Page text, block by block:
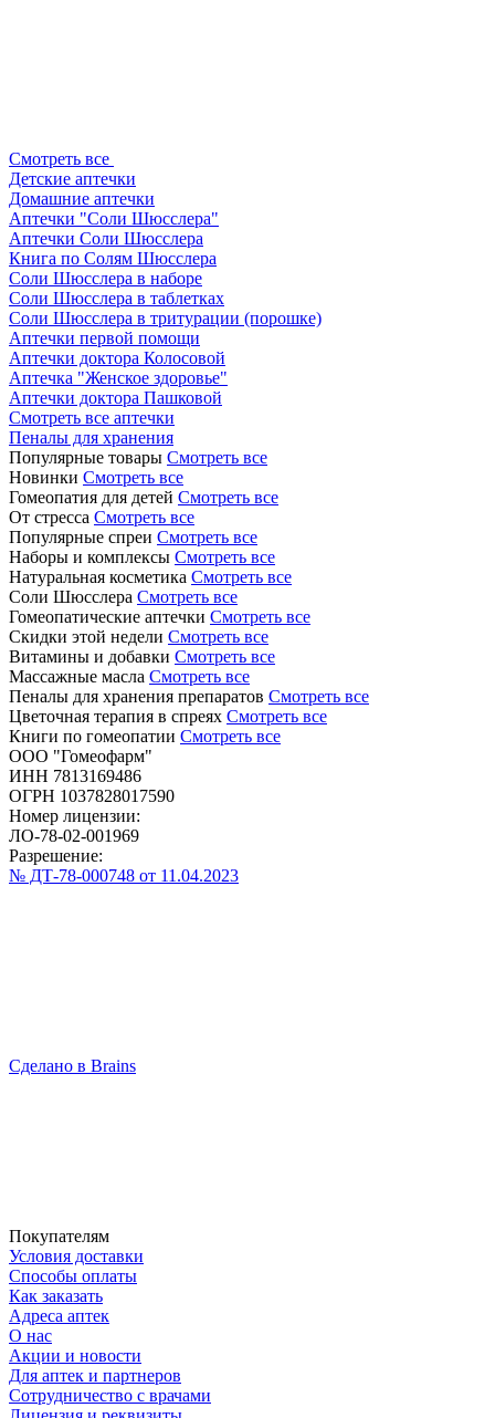
Смотреть все
Детские аптечки
Домашние аптечки
Аптечки "Соли Шюсслера"
Аптечки Соли Шюсслера
Книга по Солям Шюсслера
Соли Шюсслера в наборе
Соли Шюсслера в таблетках
Соли Шюсслера в тритурации (порошке)
Аптечки первой помощи
Аптечки доктора Колосовой
Аптечка "Женское здоровье"
Аптечки доктора Пашковой
Смотреть все аптечки
Пеналы для хранения
Популярные товары Смотреть все
Новинки Смотреть все
Гомеопатия для детей Смотреть все
От стресса Смотреть все
Популярные спреи Смотреть все
Наборы и комплексы Смотреть все
Натуральная косметика Смотреть все
Соли Шюсслера Смотреть все
Гомеопатические аптечки Смотреть все
Скидки этой недели Смотреть все
Витамины и добавки Смотреть все
Массажные масла Смотреть все
Пеналы для хранения препаратов Смотреть все
Цветочная терапия в спреях Смотреть все
Книги по гомеопатии Смотреть все
ООО "Гомеофарм"
ИНН 7813169486
ОГРН 1037828017590
Номер лицензии:
ЛО-78-02-001969
Разрешение:
№ ДТ-78-000748 от 11.04.2023
Сделано в Brains
Покупателям
Условия доставки
Способы оплаты
Как заказать
Адреса аптек
О нас
Акции и новости
Для аптек и партнеров
Сотрудничество с врачами